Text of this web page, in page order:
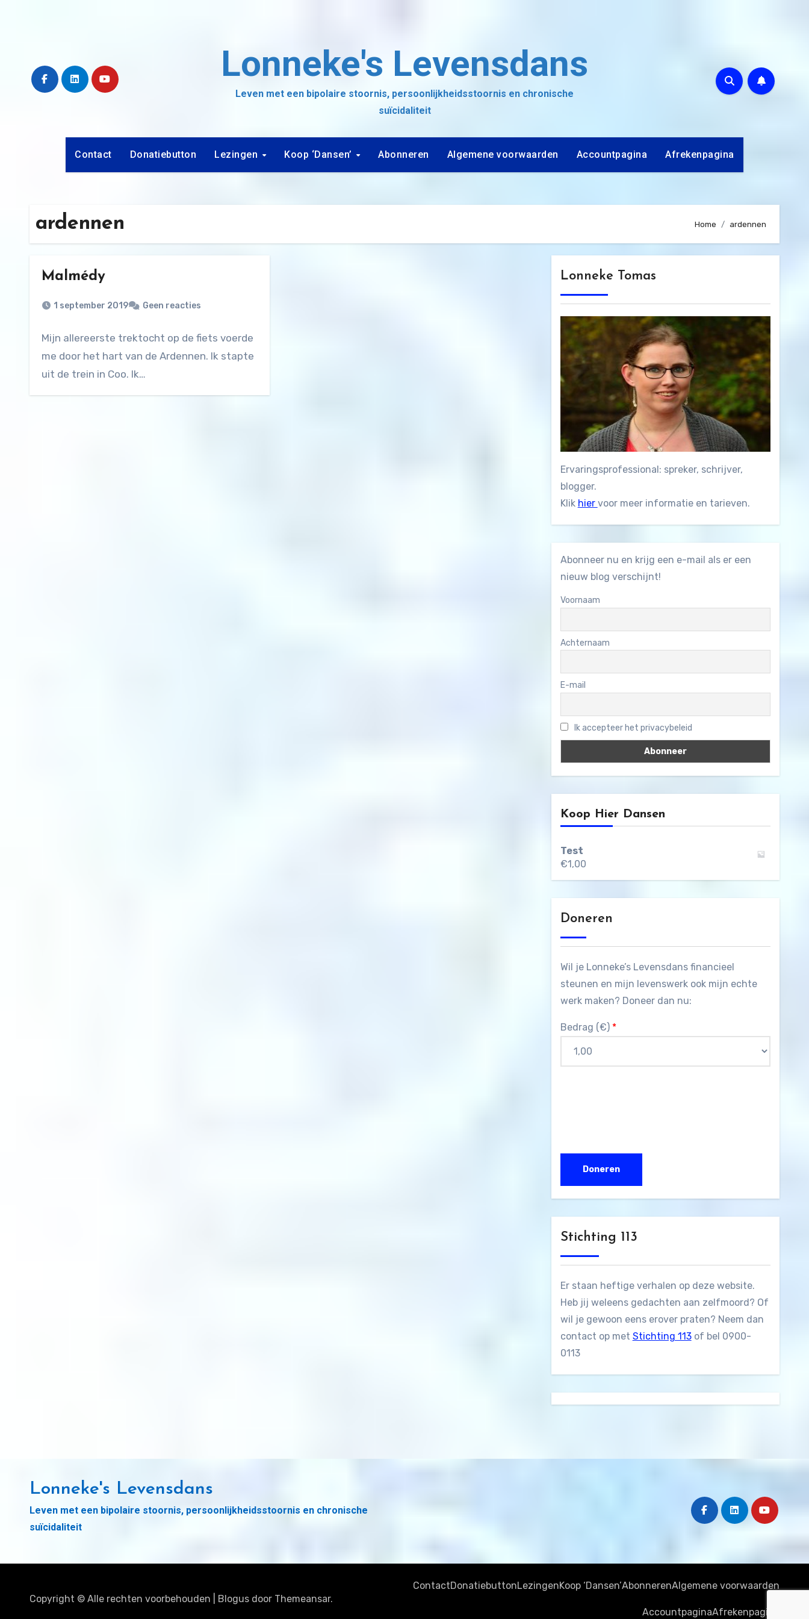
Lonneke's Levensdans
Leven met een bipolaire stoornis, persoonlijkheidsstoornis en chronische
suïcidaliteit
Contact Donatiebutton Lezingen Koop ‘Dansen’ Abonneren Algemene voorwaarden Accountpagina Afrekenpagina
ardennen Home ardennen
Malmédy
1 september 2019 Geen reacties
Mijn allereerste trektocht op de fiets voerde
me door het hart van de Ardennen. Ik stapte
uit de trein in Coo. Ik…
Lonneke Tomas
Ervaringsprofessional: spreker, schrijver,
blogger.
Klik hier voor meer informatie en tarieven.
Abonneer nu en krijg een e-mail als er een
nieuw blog verschijnt!
Voornaam
Achternaam
E-mail
Ik accepteer het privacybeleid
Koop Hier Dansen
Test
€1,00
Doneren
Wil je Lonneke’s Levensdans financieel
steunen en mijn levenswerk ook mijn echte
werk maken? Doneer dan nu:
Bedrag (€) *
Stichting 113
Er staan heftige verhalen op deze website.
Heb jij weleens gedachten aan zelfmoord? Of
wil je gewoon eens erover praten? Neem dan
contact op met Stichting 113of bel 0900-
0113
Lonneke's Levensdans
Leven met een bipolaire stoornis, persoonlijkheidsstoornis en chronische
suïcidaliteit
Copyright © Alle rechten voorbehouden Blogus door Themeansar.
ContactDonatiebuttonLezingenKoop ‘Dansen’AbonnerenAlgemene voorwaarden
AccountpaginaAfrekenpagina